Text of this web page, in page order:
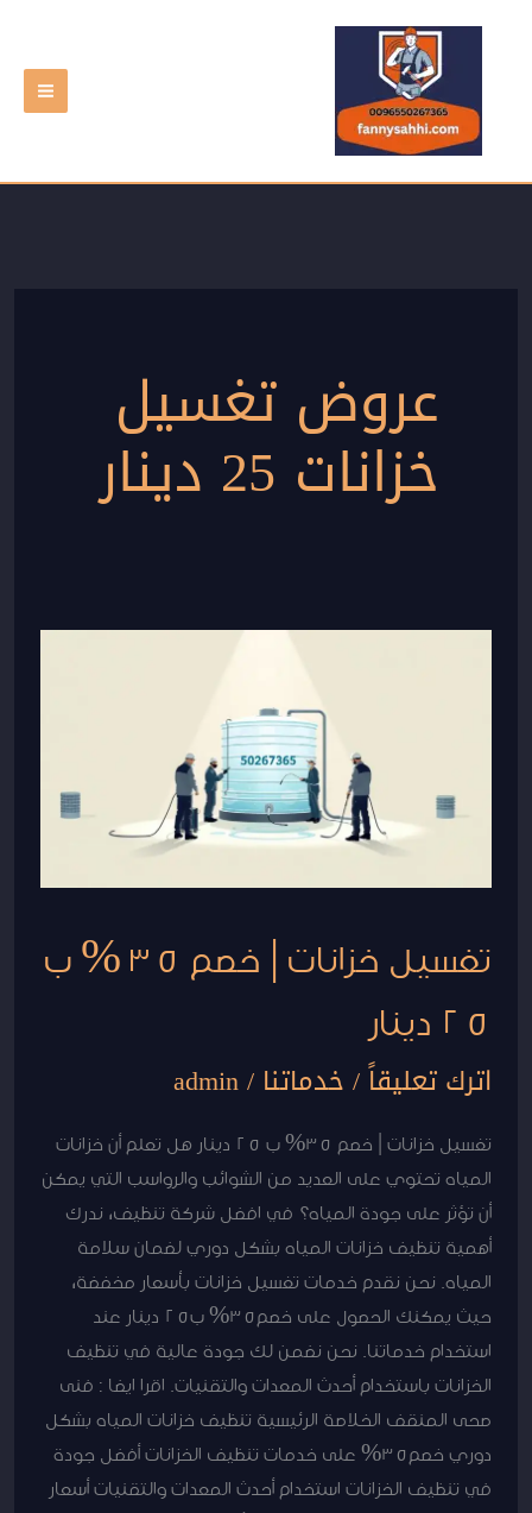
تخطي
المحتوى
عروض تغسيل
خزانات 25 دينار
تغسيل خزانات | خصم 35 % ب
25 دينار
اترك تعليقاً/خدماتنا /
admin
تغسيل خزانات | خصم 35% ب 25 دينار هل تعلم أن خزانات
المياه تحتوي على العديد من الشوائب والرواسب التي يمكن
أن تؤثر على جودة المياه؟ في افضل شركة تنظيف، ندرك
أهمية تنظيف خزانات المياه بشكل دوري لضمان سلامة
المياه. نحن نقدم خدمات تغسيل خزانات بأسعار مخفضة،
حيث يمكنك الحصول على خصم35% ب25 دينار عند
استخدام خدماتنا. نحن نضمن لك جودة عالية في تنظيف
الخزانات باستخدام أحدث المعدات والتقنيات. اقرا ايضا : فنى
صحى المنقف الخلاصة الرئيسية تنظيف خزانات المياه بشكل
دوري خصم35% على خدمات تنظيف الخزانات أفضل جودة
في تنظيف الخزانات استخدام أحدث المعدات والتقنيات أسعار
25